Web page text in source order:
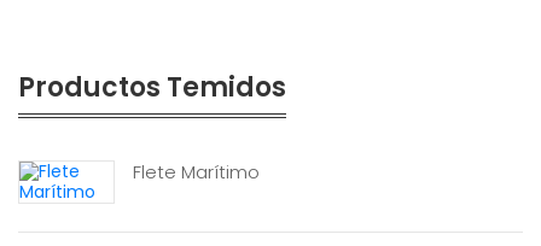
Productos Temidos
Flete Marítimo